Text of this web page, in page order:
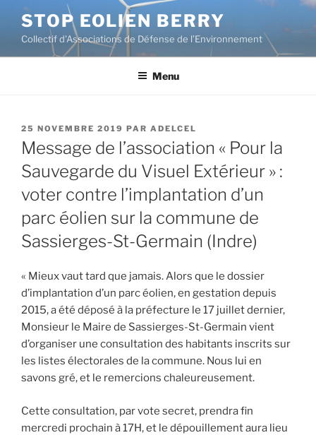
contenu
principal
STOP EOLIEN BERRY
Collectif d'Associations de Défense de l’Environnement
Menu
PUBLIÉ
LE
25 NOVEMBRE 2019 PAR ADELCEL
Message de l’association « Pour la
Sauvegarde du Visuel Extérieur » :
voter contre l’implantation d’un
parc éolien sur la commune de
Sassierges-St-Germain (Indre)
« Mieux vaut tard que jamais. Alors que le dossier
d’implantation d’un parc éolien, en gestation depuis
2015, a été déposé à la préfecture le 17 juillet dernier,
Monsieur le Maire de Sassierges-St-Germain vient
d’organiser une consultation des habitants inscrits sur
les listes électorales de la commune. Nous lui en
savons gré, et le remercions chaleureusement.
Cette consultation, par vote secret, prendra fin
mercredi prochain à 17H, et le dépouillement aura lieu